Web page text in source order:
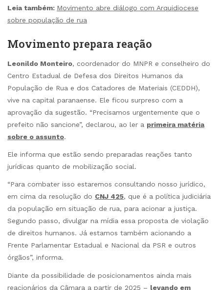
Leia também: Movimento abre diálogo com Arquidiocese
sobre população de rua
Movimento prepara reação
Leonildo Monteiro, coordenador do MNPR e conselheiro do
Centro Estadual de Defesa dos Direitos Humanos da
População de Rua e dos Catadores de Materiais (CEDDH),
vive na capital paranaense. Ele ficou surpreso com a
aprovação da sugestão. “Precisamos urgentemente que o
prefeito não sancione”, declarou, ao ler a primeira matéria
sobre o assunto.
Ele informa que estão sendo preparadas reações tanto
jurídicas quanto de mobilização social.
“Para combater isso estaremos consultando nosso jurídico,
em cima da resolução do CNJ 425, que é a política judiciária
da população em situação de rua, para acionar a justiça.
Segundo passo, divulgar na mídia essa proposta de violação
de direitos humanos. Já estamos também acionando a
Frente Parlamentar Estadual e Nacional da PSR e outros
órgãos”, informa.
Diante da possibilidade de posicionamentos ainda mais
reacionários da Câmara a partir de 2025 – levando em